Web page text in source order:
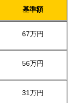
基準額
67万円
56万円
31万円